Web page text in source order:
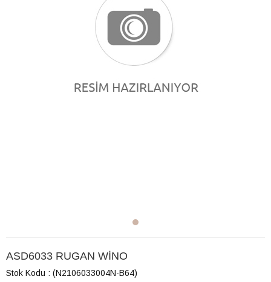
ASD6033 RUGAN WİNO
Stok Kodu (N2106033004N-B64)